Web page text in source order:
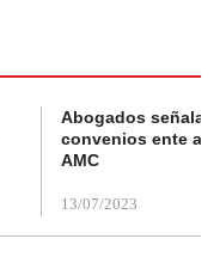
Abogados
convenios ente
AMC
13/07/2023